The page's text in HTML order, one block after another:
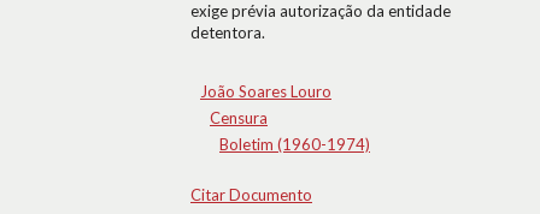
exige prévia autorização da entidade
detentora.
João Soares Louro
Censura
Boletim (1960-1974)
Citar Documento